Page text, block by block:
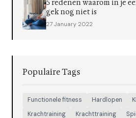
5 redenen waarom in je
gek nog niet is
27 January 2022
Populaire Tags
Functionele fitness Hardlopen
Krachtraining
Krachttraining